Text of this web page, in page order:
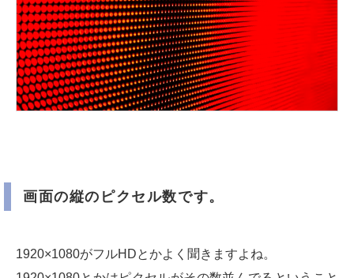
画面の縦のピクセル数です。
1920×1080がフルHDとかよく聞きますよね。